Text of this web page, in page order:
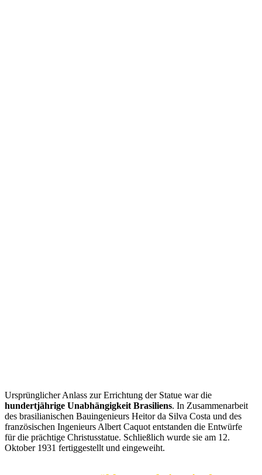
Ursprünglicher Anlass zur Errichtung der Statue war die
hundertjährige Unabhängigkeit Brasiliens. In Zusammenarbeit
des brasilianischen Bauingenieurs Heitor da Silva Costa und des
französischen Ingenieurs Albert Caquot entstanden die Entwürfe
für die prächtige Christusstatue. Schließlich wurde sie am 12.
Oktober 1931 fertiggestellt und eingeweiht.